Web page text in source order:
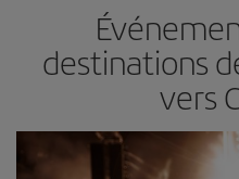
destinations
vers